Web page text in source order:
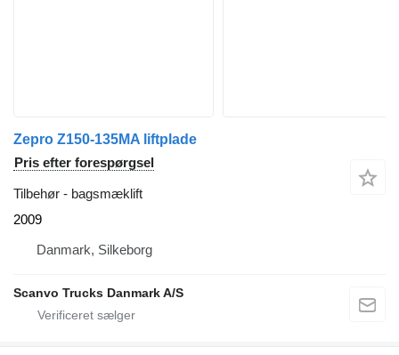
Zepro Z150-135MA liftplade
Pris efter forespørgsel
Tilbehør - bagsmæklift
2009
Danmark, Silkeborg
Scanvo Trucks Danmark A/S